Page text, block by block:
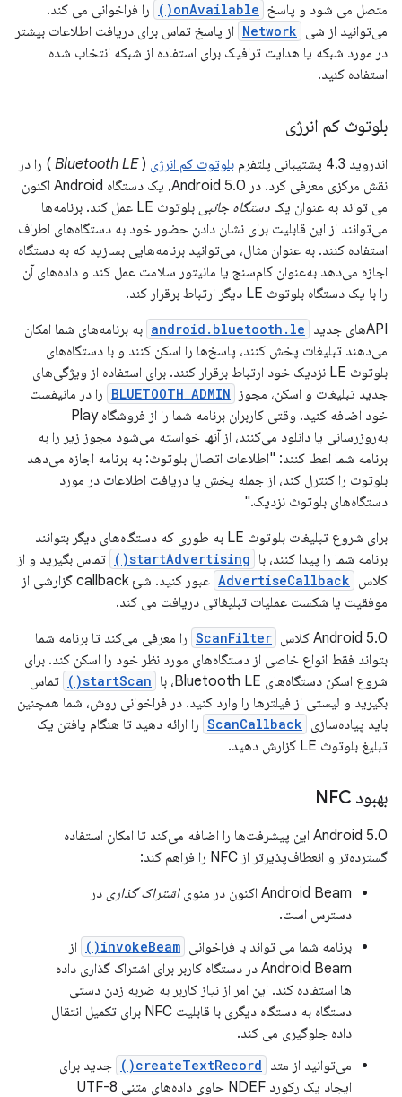
متصل می شود و پاسخ onAvailable()
را فراخوانی می کند.
می‌توانید از شی Network از پاسخ تماس برای دریافت اطلاعات بیشتر
در مورد شبکه یا هدایت ترافیک برای استفاده از شبکه انتخاب شده
استفاده کنید.
بلوتوث کم انرژی
اندروید 4.3 پشتیبانی پلتفرم بلوتوث کم انرژی (
Bluetooth LE ) را در
نقش مرکزی معرفی کرد. در Android 5.0، یک دستگاه Android اکنون
می تواند به عنوان یک دستگاه جانبی
بلوتوث LE عمل کند. برنامه‌ها
می‌توانند از این قابلیت برای نشان دادن حضور خود به دستگاه‌های اطراف
استفاده کنند. به عنوان مثال، می‌توانید برنامه‌هایی بسازید که به دستگاه
اجازه می‌دهد به‌عنوان گام‌سنج یا مانیتور سلامت عمل کند و داده‌های آن
را با یک دستگاه بلوتوث LE دیگر ارتباط برقرار کند.
APIهای جدید
android.bluetooth.le به برنامه‌های شما امکان
می‌دهند تبلیغات پخش کنند، پاسخ‌ها را اسکن کنند و با دستگاه‌های
بلوتوث LE نزدیک خود ارتباط برقرار کنند. برای استفاده از ویژگی‌های
جدید تبلیغات و اسکن، مجوز
BLUETOOTH_ADMIN را در مانیفست
خود اضافه کنید. وقتی کاربران برنامه شما را از فروشگاه Play
به‌روزرسانی یا دانلود می‌کنند، از آنها خواسته می‌شود مجوز زیر را به
برنامه شما اعطا کنند: "اطلاعات اتصال بلوتوث: به برنامه اجازه می‌دهد
بلوتوث را کنترل کند، از جمله پخش یا دریافت اطلاعات در مورد
دستگاه‌های بلوتوث نزدیک."
برای شروع تبلیغات بلوتوث LE به طوری که دستگاه‌های دیگر بتوانند
برنامه شما را پیدا کنند، با startAdvertising()
تماس بگیرید و از
کلاس AdvertiseCallback
عبور کنید. شئ callback گزارشی از
موفقیت یا شکست عملیات تبلیغاتی دریافت می کند.
Android 5.0 کلاس
ScanFilter را معرفی می‌کند تا برنامه شما
بتواند فقط انواع خاصی از دستگاه‌های مورد نظر خود را اسکن کند. برای
شروع اسکن دستگاه‌های Bluetooth LE، با
startScan()
تماس
بگیرید و لیستی از فیلترها را وارد کنید. در فراخوانی روش، شما همچنین
باید پیاده‌سازی ScanCallback را ارائه دهید تا هنگام یافتن یک
تبلیغ بلوتوث LE گزارش دهید.
بهبود NFC
Android 5.0 این پیشرفت‌ها را اضافه می‌کند تا امکان استفاده
گسترده‌تر و انعطاف‌پذیرتر از NFC را فراهم کند:
Android Beam اکنون در منوی
اشتراک گذاری در
دسترس است.
برنامه شما می تواند با فراخوانی invokeBeam()
از
Android Beam در دستگاه کاربر برای اشتراک گذاری داده
ها استفاده کند. این امر از نیاز کاربر به ضربه زدن دستی
دستگاه به دستگاه دیگری با قابلیت NFC برای تکمیل انتقال
داده جلوگیری می کند.
می‌توانید از متد createTextRecord()
جدید برای
ایجاد یک رکورد NDEF حاوی داده‌های متنی UTF-8